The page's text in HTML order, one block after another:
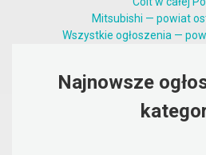
Mitsubishi — powiat
Wszystkie ogłoszenia —
Najnowsze